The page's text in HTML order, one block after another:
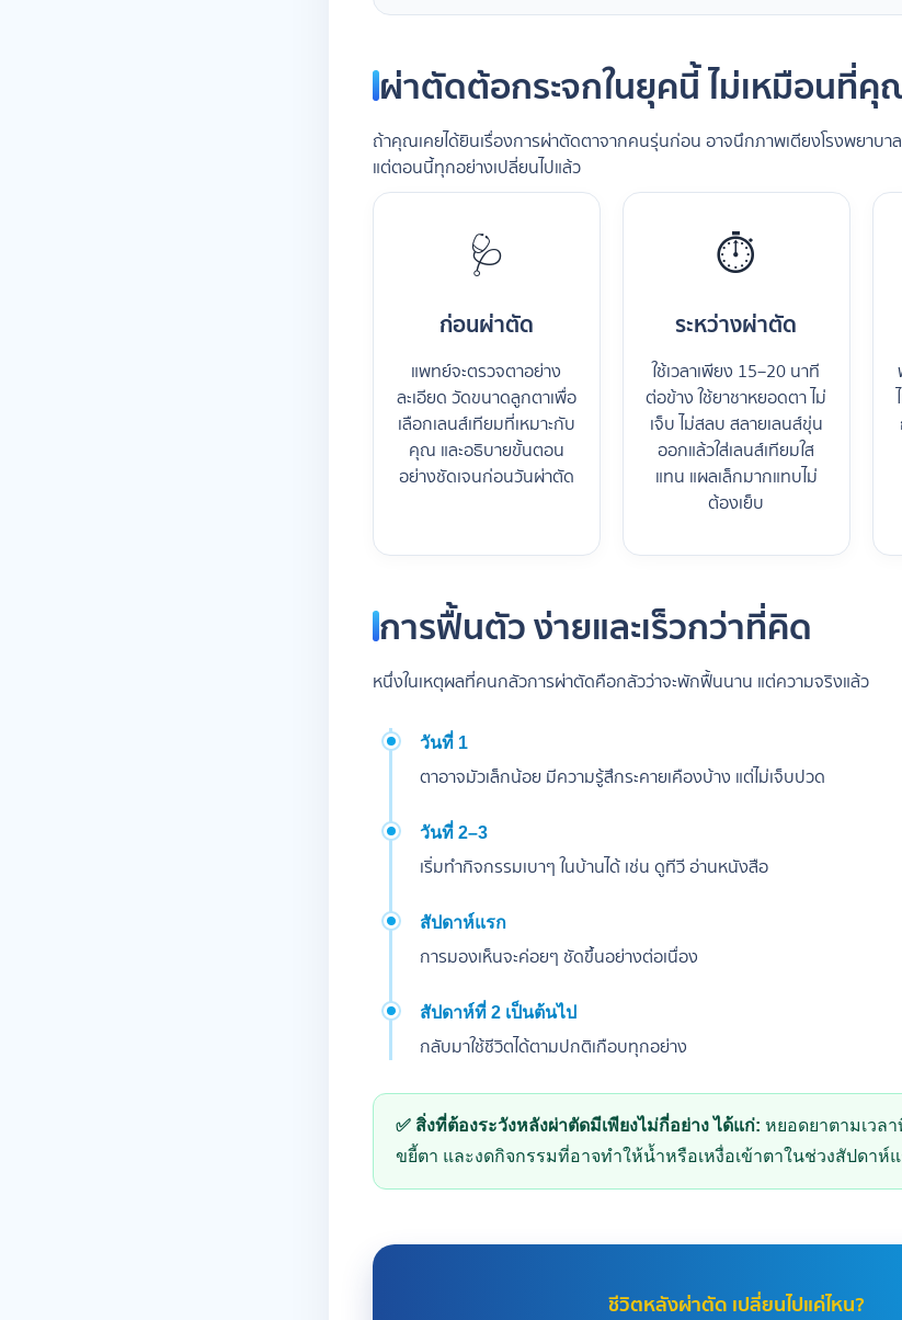
ผ่าตัดต้อกระจกในยุคนี้ ไม่เหมือนที่
ถ้าคุณเคยได้ยินเรื่องการผ่าตัดตาจากคนรุ่นก่อน อาจนึกภาพเตียงโรงพยาบ
แต่ตอนนี้ทุกอย่างเปลี่ยนไปแล้ว
🩺
ก่อนผ่าตัด
แพทย์จะตรวจตาอย่าง
ละเอียด วัดขนาดลูกตาเพื่อ
เลือกเลนส์เทียมที่เหมาะกับ
คุณ และอธิบายขั้นตอน
อย่างชัดเจนก่อนวันผ่าตัด
⏱️
ระหว่างผ่าตัด
ใช้เวลาเพียง 15–20 นาที
ต่อข้าง ใช้ยาชาหยอดตา ไม่
เจ็บ ไม่สลบ สลายเลนส์ขุ่น
ออกแล้วใส่เลนส์เทียมใส
แทน แผลเล็กมากแทบไม่
ต้องเย็บ
การฟื้นตัว ง่ายและเร็วกว่าที่คิด
หนึ่งในเหตุผลที่คนกลัวการผ่าตัดคือกลัวว่าจะพักฟื้นนาน แต่ความจริงแล้ว
วันที่ 1
ตาอาจมัวเล็กน้อย มีความรู้สึกระคายเคืองบ้าง แต่ไม่เจ็บปวด
วันที่ 2–3
เริ่มทำกิจกรรมเบาๆ ในบ้านได้ เช่น ดูทีวี อ่านหนังสือ
สัปดาห์แรก
การมองเห็นจะค่อยๆ ชัดขึ้นอย่างต่อเนื่อง
สัปดาห์ที่ 2 เป็นต้นไป
กลับมาใช้ชีวิตได้ตามปกติเกือบทุกอย่าง
✅ สิ่งที่ต้องระวังหลังผ่าตัดมีเพียงไม่กี่อย่าง ได้แก่: หยอดยาตามเวล
ขยี้ตา และงดกิจกรรมที่อาจทำให้น้ำหรือเหงื่อเข้าตาในช่วงสัปดาห์
ชีวิตหลังผ่าตัด เปลี่ยนไปแค่ไหน?